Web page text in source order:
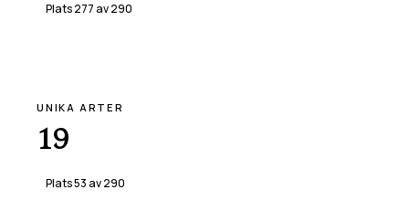
Plats277 av290
UNIKA ARTER
19
Plats53 av290